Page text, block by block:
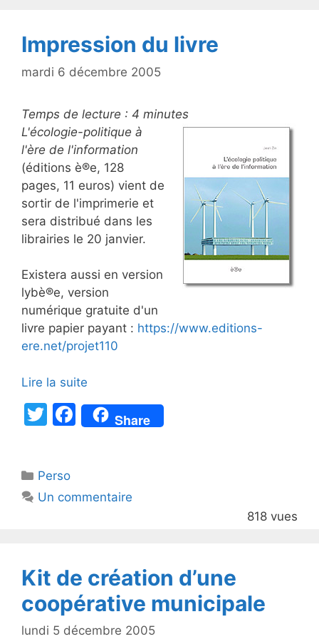
k
Impression du livre
mardi 6 décembre 2005
Temps de lecture : 4 minutes
L'écologie-politique à
l'ère de l'information
(éditions è®e, 128
pages, 11 euros) vient de
sortir de l'imprimerie et
sera distribué dans les
librairies le 20 janvier.
Existera aussi en version
lybè®e, version
numérique gratuite d'un
livre papier payant : https://www.editions-
ere.net/projet110
Lire la suite
T
er
F
a
b
k
Share
Catégories
Perso
Un commentaire
818 vues
Kit de création d’une
coopérative municipale
lundi 5 décembre 2005